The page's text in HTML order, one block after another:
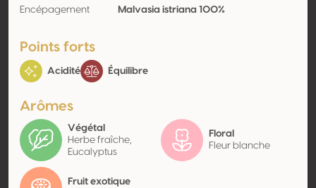
Encépagement Malvasia istriana 100%
Points forts
Acidité Équilibre
Arômes
Végétal
Herbe fraîche,
Eucalyptus
Floral
Fleur blanche
Fruit exotique